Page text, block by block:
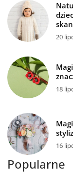
20
18
16
Popularne